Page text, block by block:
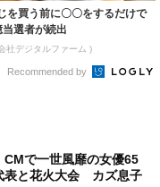
を買う前に〇〇をするだけで
選者が続出
社デジタルファーム )
Recommended by
で一世風靡の女優65
表と花火大会 カズ息子